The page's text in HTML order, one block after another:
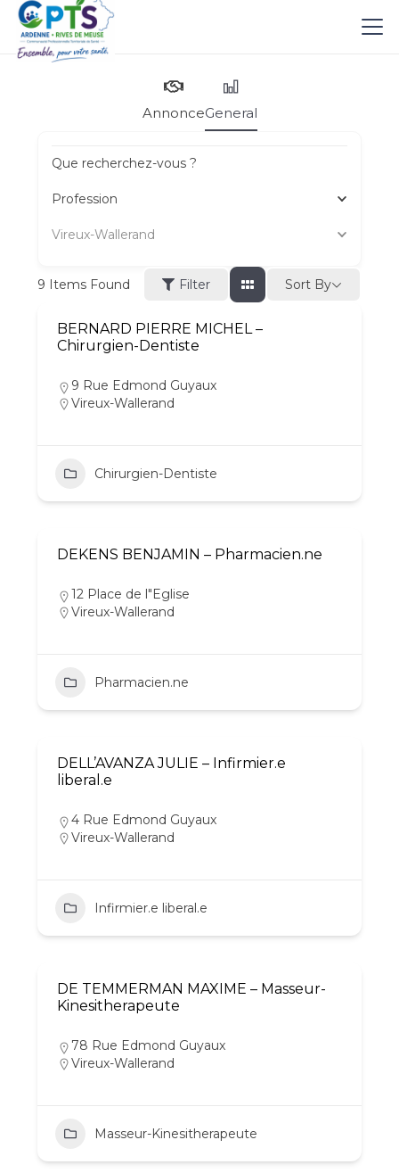
AnnonceGeneral
Que recherchez-vous ?
Profession
Vireux-Wallerand
9 Items Found Filter Sort By
BERNARD PIERRE MICHEL –
Chirurgien-Dentiste
9 Rue Edmond Guyaux
Vireux-Wallerand
Chirurgien-Dentiste
DEKENS BENJAMIN – Pharmacien.ne
12 Place de l"Eglise
Vireux-Wallerand
Pharmacien.ne
DELL’AVANZA JULIE – Infirmier.e
liberal.e
4 Rue Edmond Guyaux
Vireux-Wallerand
Infirmier.e liberal.e
DE TEMMERMAN MAXIME – Masseur-
Kinesitherapeute
78 Rue Edmond Guyaux
Vireux-Wallerand
Masseur-Kinesitherapeute